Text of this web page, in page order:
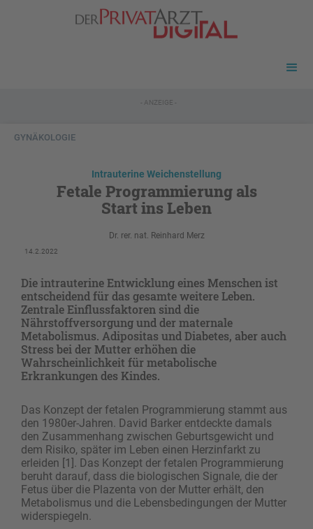
- ANZEIGE -
GYNÄKOLOGIE
Intrauterine Weichenstellung
Fetale Programmierung als
Start ins Leben
Dr. rer. nat. Reinhard Merz
14.2.2022
Die intrauterine Entwicklung eines Menschen ist
entscheidend für das gesamte weitere Leben.
Zentrale Einflussfaktoren sind die
Nährstoffversorgung und der maternale
Metabolismus. Adipositas und Diabetes, aber auch
Stress bei der Mutter erhöhen die
Wahrscheinlichkeit für metabolische
Erkrankungen des Kindes.
Das Konzept der fetalen Programmierung stammt aus
den 1980er-Jahren. David Barker entdeckte damals
den Zusammenhang zwischen Geburtsgewicht und
dem Risiko, später im Leben einen Herzinfarkt zu
erleiden [1]. Das Konzept der fetalen Programmierung
beruht darauf, dass die biologischen Signale, die der
Fetus über die Plazenta von der Mutter erhält, den
Metabolismus und die Lebensbedingungen der Mutter
widerspiegeln.